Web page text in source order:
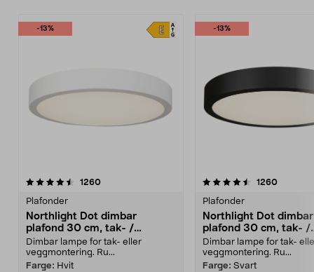
-13%
1260anmeldelser
Plafonder
Northlight Dot dimbar
plafond 30 cm, tak- /
vegglampe
Dimbar lampe for tak- eller
veggmontering. Ru...
Farge: Hvit
-13%
4.5 av 5 stjerner 1260
Plafonder
Northlight Dot dimbar
plafond 30 cm, tak- /
vegglampe
Dimbar lampe for tak-
veggmontering. Ru...
Farge: Svart
4.5 av 5 stjerner